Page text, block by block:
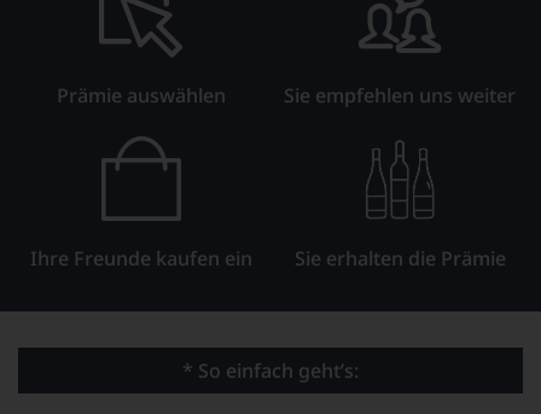
Prämie auswählen Sie empfehlen uns weiter
Ihre Freunde kaufen ein Sie erhalten die Prämie
* So einfach geht’s: